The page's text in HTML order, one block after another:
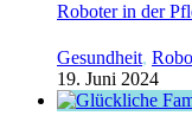
Roboter in der
Gesundheit,
19. Juni 2024